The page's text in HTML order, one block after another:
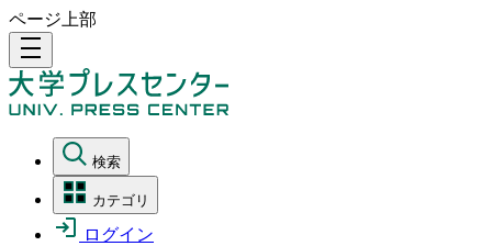
ページ上部
density_medium
検索
カテゴリ
ログイン